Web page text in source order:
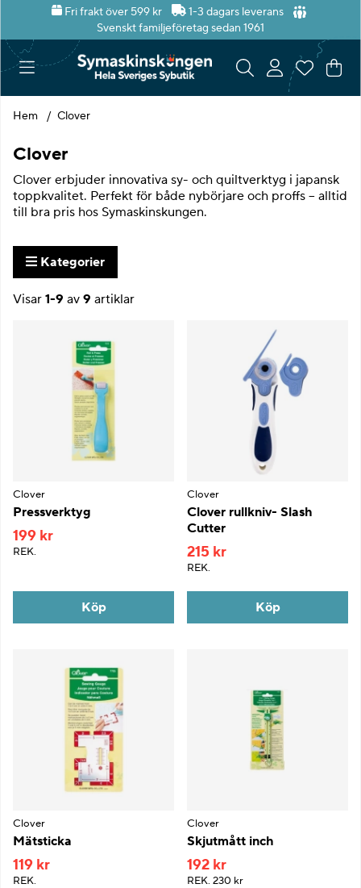
Fri frakt över 599 kr
1-3 dagars leverans
Svenskt familjeföretag sedan 1961
.
Hem Clover
Clover
Clover erbjuder innovativa sy- och quiltverktyg i japansk
toppkvalitet. Perfekt för både nybörjare och proffs – alltid
till bra pris hos Symaskinskungen.
Kategorier
Visar 1-9 av 9 artiklar
Clover
Pressverktyg
199 kr
REK.
Köp
Clover
Clover rullkniv- Slash
Cutter
215 kr
REK.
Köp
Clover
Mätsticka
119 kr
REK.
Clover
Skjutmått inch
192 kr
REK. 230 kr